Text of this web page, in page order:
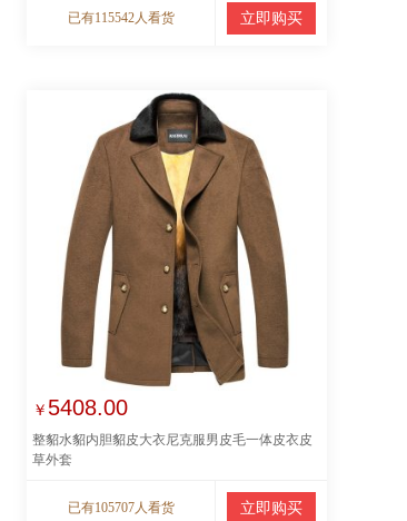
已有115542人看货 立即购买
￥ 5408.00
整貂水貂内胆貂皮大衣尼克服男皮毛一体皮衣皮
草外套
已有105707人看货 立即购买